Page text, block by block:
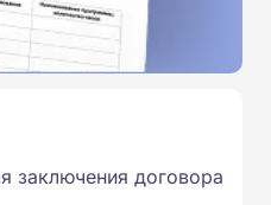
заключения договора